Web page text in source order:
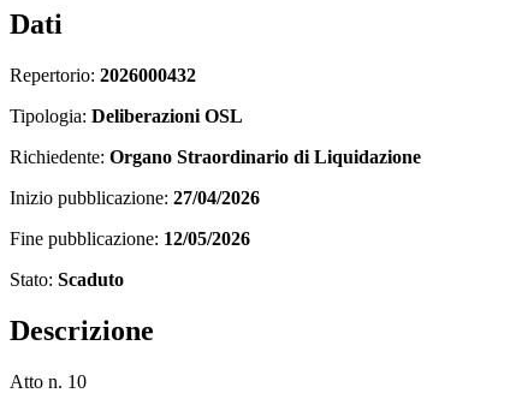
Dati
Repertorio: 2026000432
Tipologia: Deliberazioni OSL
Richiedente: Organo Straordinario di Liquidazione
Inizio pubblicazione: 27/04/2026
Fine pubblicazione: 12/05/2026
Stato: Scaduto
Descrizione
Atto n. 10